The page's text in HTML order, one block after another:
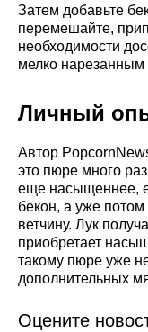
Затем добавьте
перемешайте,
необходимости
мелко
Личный
Автор
это пюре много
еще насыщеннее,
бекон, а уже
ветчину. Лук
приобретает
такому пюре уже
дополнительных
Оцените